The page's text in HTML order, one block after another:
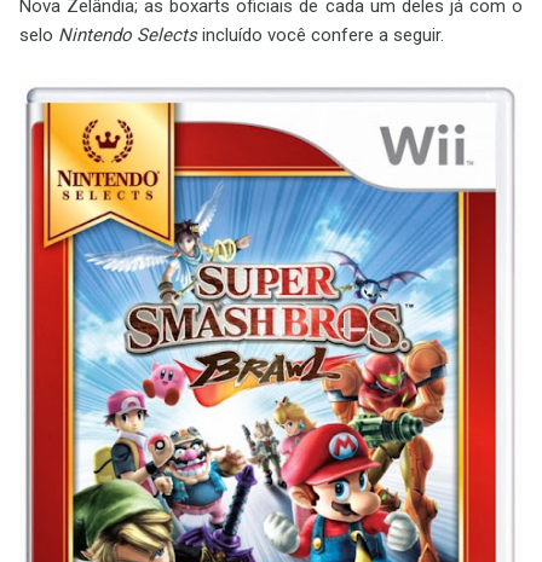
Nova Zelândia; as boxarts oficiais de cada um deles já com o
selo Nintendo Selectsincluído você confere a seguir.